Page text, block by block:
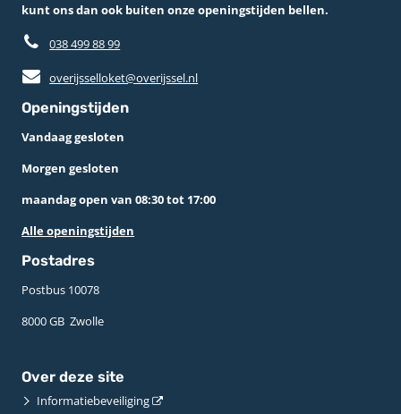
kunt ons dan ook buiten onze openingstijden bellen.
038 499 88 99
overijsselloket@overijssel.nl
Openingstijden
Vandaag gesloten
Morgen gesloten
maandag open van 08:30 tot 17:00
Alle openingstijden
Postadres
Postbus 10078 ­
8000 GB ­ Zwolle
Over deze site
Informatiebeveiliging